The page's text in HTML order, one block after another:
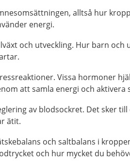
alltså hur
energi.
och utveckling. Hur barn
Vissa hormoner
att samla energi och aktivera
av blodsockret. Det sker
ätit.
och saltbalans i
och hur mycket du